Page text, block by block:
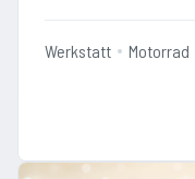
Werkstatt Motorrad